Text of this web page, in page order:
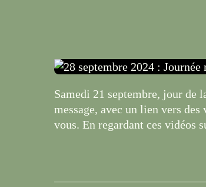
Samedi 21 septembre, jour de
message, avec un lien vers
vous. En regardant ces vidéos